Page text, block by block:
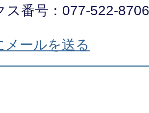
ス番号：077-522-8706
メールを送る